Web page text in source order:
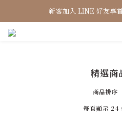
新客加入 LINE 好友享
精選商
商品排序
每頁顯示 24